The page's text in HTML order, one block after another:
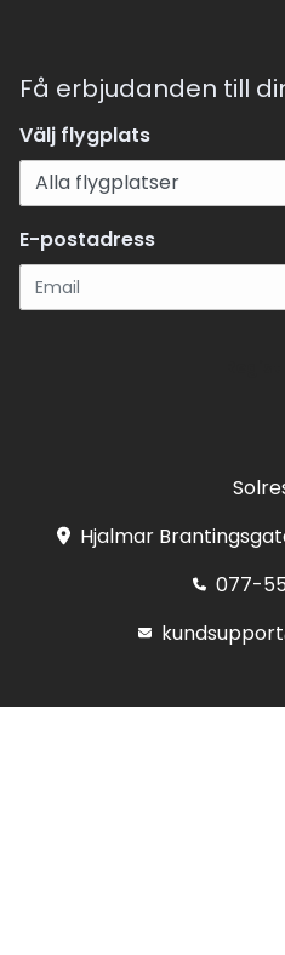
Få erbjudanden till
Välj flygplats
E-postadress
Hjalmar
077-